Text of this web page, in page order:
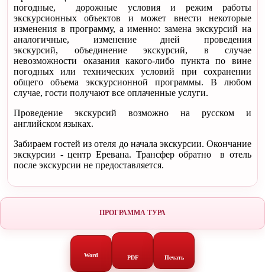
погодные, дорожные условия и режим работы
экскурсионных объектов и может внести некоторые
изменения в программу, а именно: замена экскурсий на
аналогичные, изменение дней проведения
экскурсий, объединение экскурсий, в случае
невозможности оказания какого-либо пункта по вине
погодных или технических условий при сохранении
общего объема экскурсионной программы. В любом
случае, гости получают все оплаченные услуги.
Проведение экскурсий возможно на русском и
английском языках.
Забираем гостей из отеля до начала экскурсии. Окончание
экскурсии - центр Еревана. Трансфер обратно в отель
после экскурсии не предоставляется.
ПРОГРАММА ТУРА
Word PDF Печать